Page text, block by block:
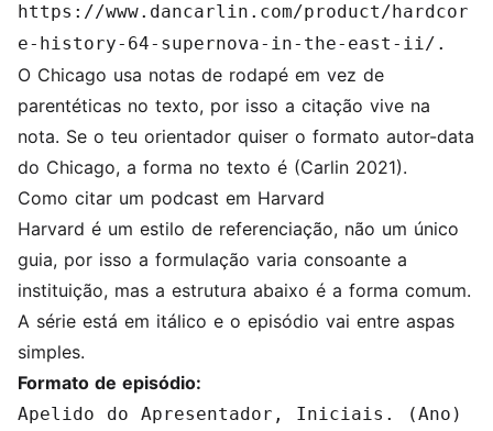
https://www.dancarlin.com/product/hardcor
e-history-64-supernova-in-the-east-ii/.
O Chicago usa notas de rodapé em vez de
parentéticas no texto, por isso a citação vive na
nota. Se o teu orientador quiser o formato autor-data
do Chicago, a forma no texto é (Carlin 2021).
Como citar um podcast em Harvard
Harvard é um estilo de referenciação, não um único
guia, por isso a formulação varia consoante a
instituição, mas a estrutura abaixo é a forma comum.
A série está em itálico e o episódio vai entre aspas
simples.
Formato de episódio:
Apelido do Apresentador, Iniciais. (Ano)